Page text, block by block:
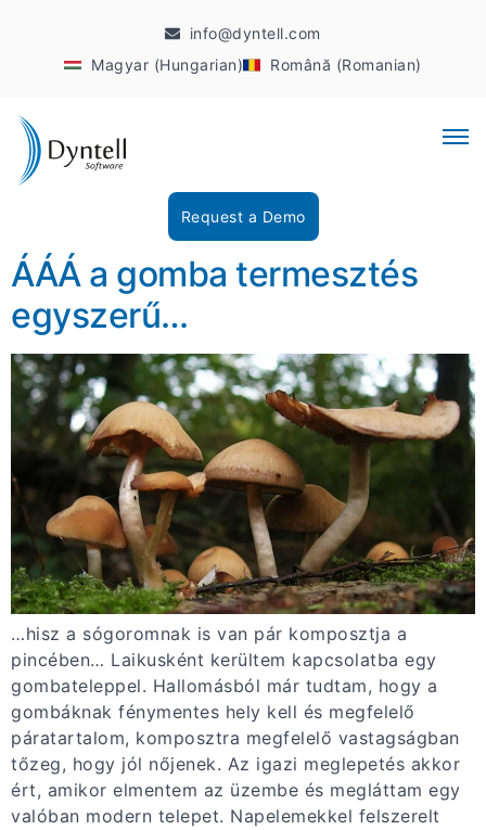
info@dyntell.com
Magyar (Hungarian)
Română (Romanian)
Request a Demo
ÁÁÁ a gomba termesztés
egyszerű…
…hisz a sógoromnak is van pár komposztja a
pincében… Laikusként kerültem kapcsolatba egy
gombateleppel. Hallomásból már tudtam, hogy a
gombáknak fénymentes hely kell és megfelelő
páratartalom, komposztra megfelelő vastagságban
tőzeg, hogy jól nőjenek. Az igazi meglepetés akkor
ért, amikor elmentem az üzembe és megláttam egy
valóban modern telepet. Napelemekkel felszerelt